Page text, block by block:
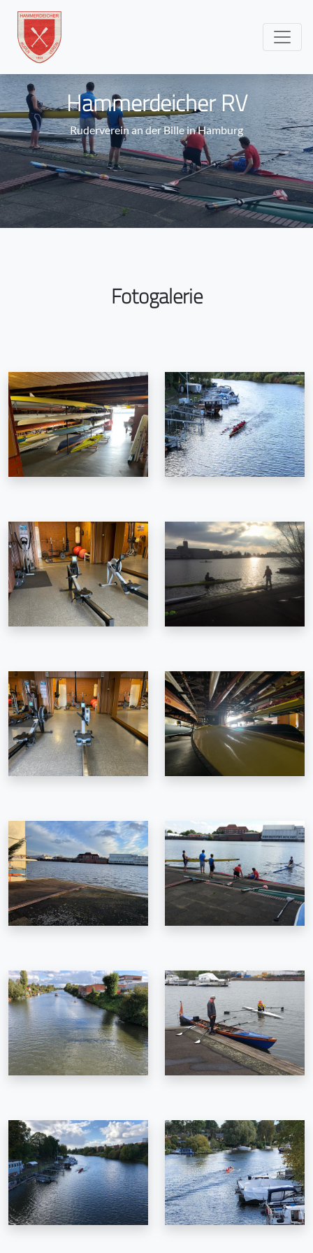
Hammerdeicher RV
Ruderverein an der Bille in Hamburg
Fotogalerie